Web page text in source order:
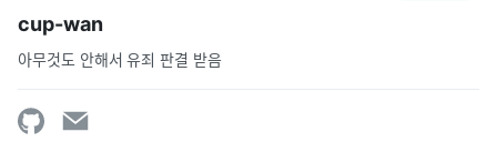
cup-wan
아무것도 안해서 유죄 판결 받음